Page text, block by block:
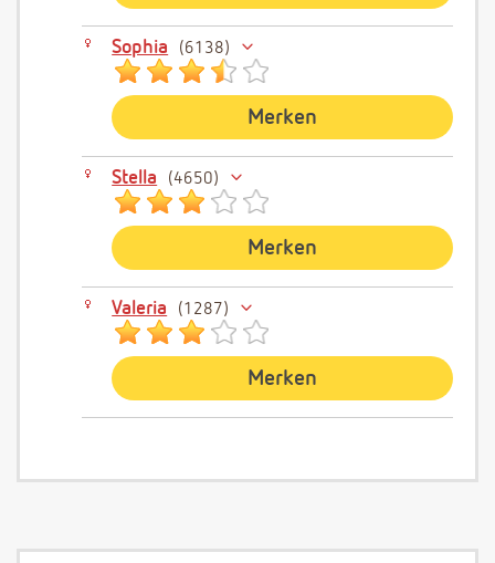
Sophia 6138
Merken
Stella 4650
Merken
Valeria 1287
Merken